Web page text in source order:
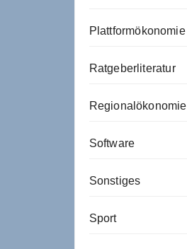
Plattformökonomie
Ratgeberliteratur
Regionalökonomie
Software
Sonstiges
Sport